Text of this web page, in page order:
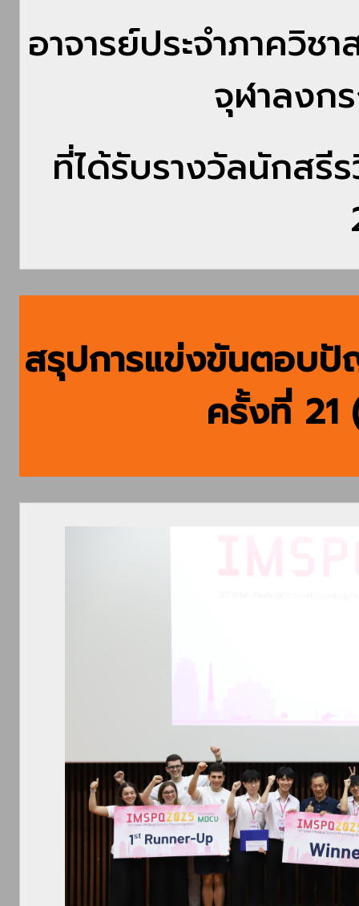
อาจารย์ประจำภาควิ
จุฬาลงก
ที่ได้รับรางวัลนักสรี
สรุปการแข่งขันตอบปั
ครั้งที่ 21